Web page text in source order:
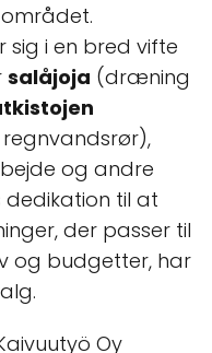
sig i en bred vifte
salåjoja (dræning
og andre
dedikation til at
der passer til
og budgetter, har
Oy